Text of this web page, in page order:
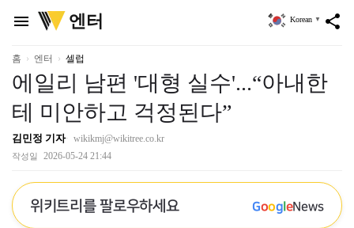
menu
위
키
리
엔터 share
Korean ▼
홈 엔터 셀럽
에일리 남편 '대형 실수'...“아내한
테 미안하고 걱정된다”
김민정 기자 wikikmj@wikitree.co.kr
작성일 2026-05-24 21:44
위키트리를 팔로우하세요 GoogleNews